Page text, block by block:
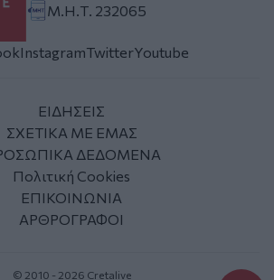
Μ.Η.Τ. 232065
InstagramTwitterYoutube
ΕΙΔΗΣΕΙΣ
ΣΧΕΤΙΚΑ ΜΕ ΕΜΑΣ
ΔΕΔΟΜΕΝΑ
Πολιτική Cookies
ΕΠΙΚΟΙΝΩΝΙΑ
ΑΡΘΡΟΓΡΑΦΟΙ
© 2010 - 2026 Cretalive